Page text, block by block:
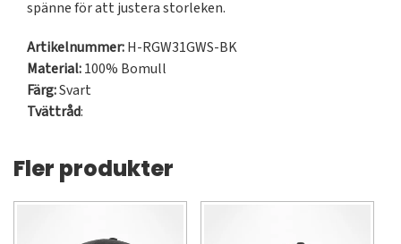
spänne för att justera storleken.
Artikelnummer:H-RGW31GWS-BK
Material:100% Bomull
Färg:Svart
Tvättråd:
Fler produkter